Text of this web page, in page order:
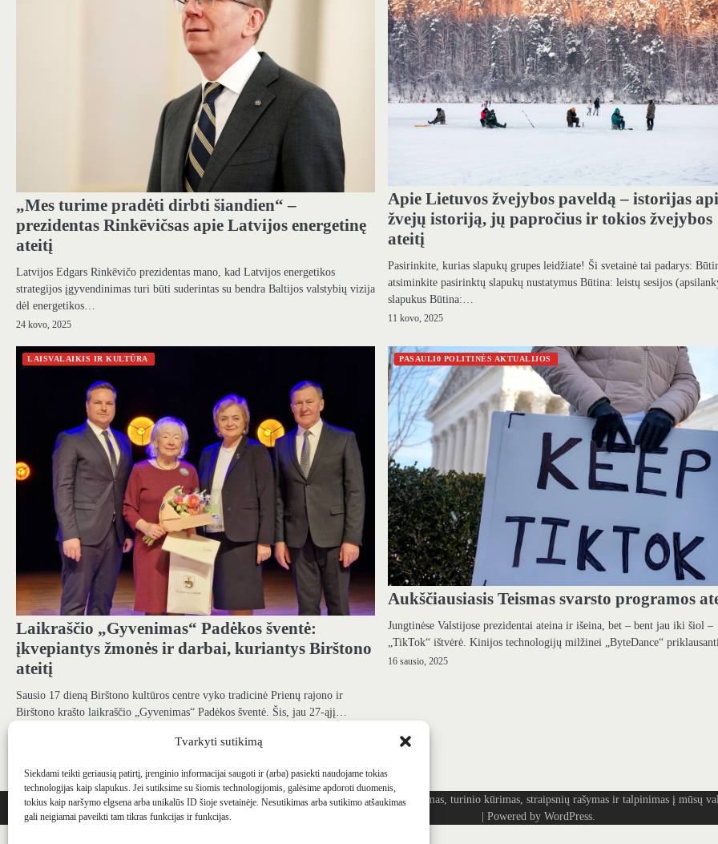
Tvarkyti sutikimą
Siekdami teikti geriausią patirtį, įrenginio informacijai saugoti ir (arba) pasiekti naudojame tokias
technologijas kaip slapukus. Jei sutiksime su šiomis technologijomis, galėsime apdoroti duomenis,
tokius kaip naršymo elgsena arba unikalūs ID šioje svetainėje. Nesutikimas arba sutikimo atšaukimas
gali neigiamai paveikti tam tikras funkcijas ir funkcijas.
„Mes turime pradėti dirbti šiandien“ –
prezidentas Rinkēvičsas apie Latvijos energetinę
ateitį
Latvijos Edgars Rinkēvičo prezidentas mano, kad Latvijos energetikos
strategijos įgyvendinimas turi būti suderintas su bendra Baltijos valstybių vizija
dėl energetikos…
24 kovo, 2025
Apie Lietuvos žvejybos paveldą – istorijas
žvejų istoriją, jų papročius ir tokios žvejybos
ateitį
Pasirinkite, kurias slapukų grupes leidžiate! Ši svetainė tai padarys:
atsiminkite pasirinktų slapukų nustatymus Būtina: leistų sesijos
slapukus Būtina:…
11 kovo, 2025
LAISVALAIKIS IR KULTŪRA
Laikraščio „Gyvenimas“ Padėkos šventė:
įkvepiantys žmonės ir darbai, kuriantys Birštono
ateitį
Sausio 17 dieną Birštono kultūros centre vyko tradicinė Prienų rajono ir
Birštono krašto laikraščio „Gyvenimas“ Padėkos šventė. Šis, jau 27-ąjį…
PASAULI0 POLITINĖS AKTUALIJOS
Aukščiausiasis Teismas svarsto programos
Jungtinėse Valstijose prezidentai ateina ir išeina, bet – bent jau iki šiol –
„TikTok“ ištvėrė. Kinijos technologijų milžinei „ByteDance“
16 sausio, 2025
Navigacija
tarp
įrašų
WEBSTUDIO.LT© SKAITMENINIO MARKETINGO PASLAUGOS. SEO tekstų rašymas, turinio kūrimas, straipsnių rašymas ir talpinimas į mūsų
| Powered by WordPress.